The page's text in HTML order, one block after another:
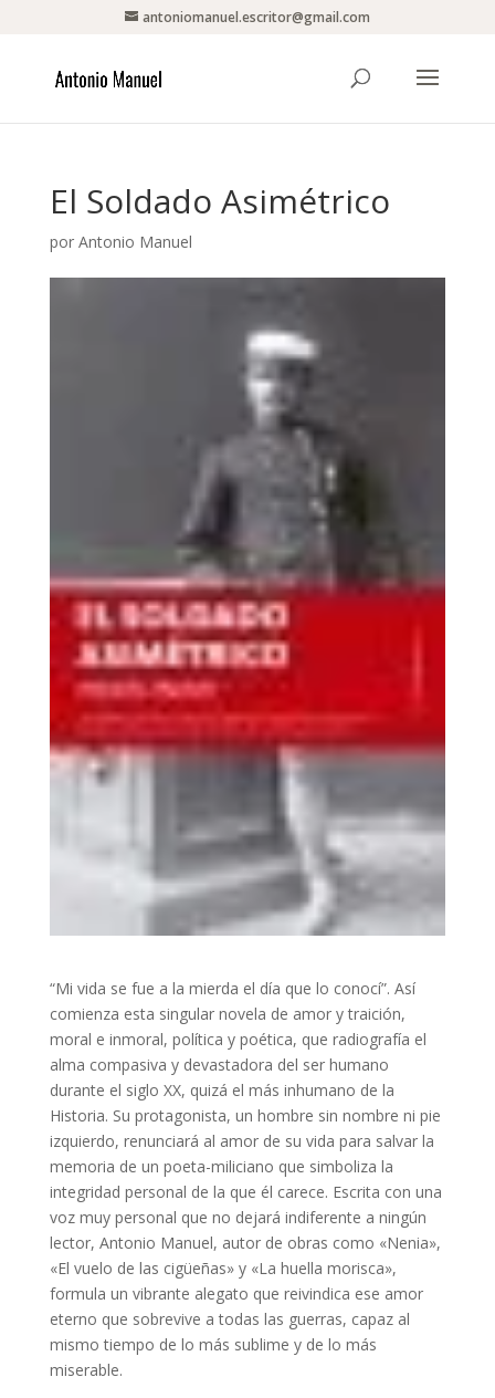
antoniomanuel.escritor@gmail.com
El Soldado Asimétrico
por Antonio Manuel
“Mi vida se fue a la mierda el día que lo conocí”. Así
comienza esta singular novela de amor y traición,
moral e inmoral, política y poética, que radiografía el
alma compasiva y devastadora del ser humano
durante el siglo XX, quizá el más inhumano de la
Historia. Su protagonista, un hombre sin nombre ni pie
izquierdo, renunciará al amor de su vida para salvar la
memoria de un poeta-miliciano que simboliza la
integridad personal de la que él carece. Escrita con una
voz muy personal que no dejará indiferente a ningún
lector, Antonio Manuel, autor de obras como «Nenia»,
«El vuelo de las cigüeñas» y «La huella morisca»,
formula un vibrante alegato que reivindica ese amor
eterno que sobrevive a todas las guerras, capaz al
mismo tiempo de lo más sublime y de lo más
miserable.